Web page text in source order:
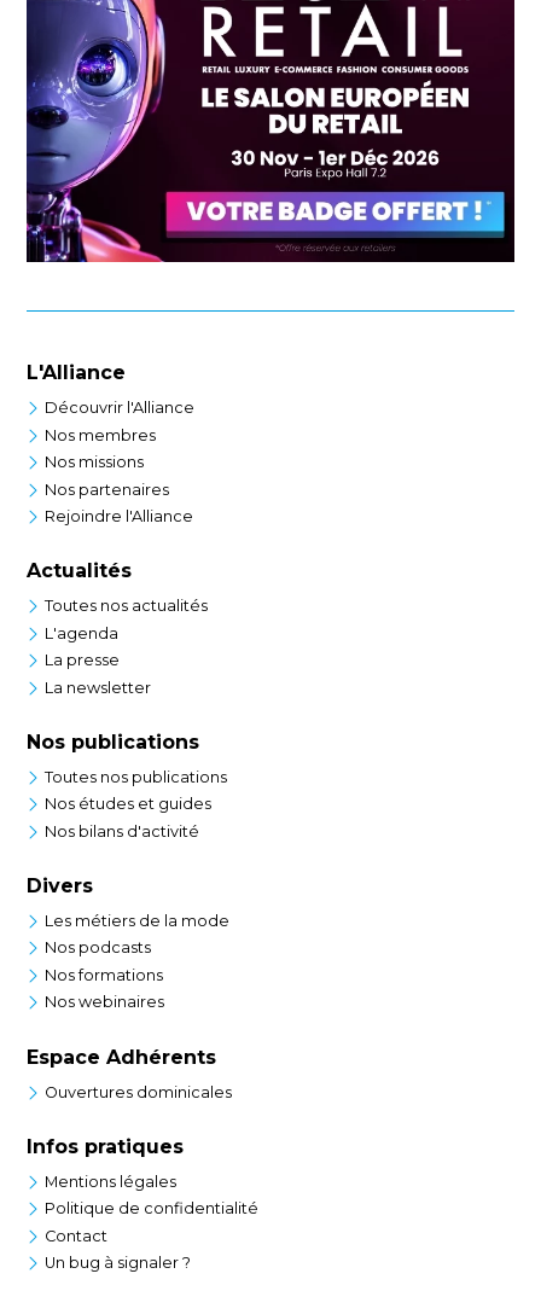
L'Alliance
Découvrir l'Alliance
Nos membres
Nos missions
Nos partenaires
Rejoindre l'Alliance
Actualités
Toutes nos actualités
L'agenda
La presse
La newsletter
Nos publications
Toutes nos publications
Nos études et guides
Nos bilans d'activité
Divers
Les métiers de la mode
Nos podcasts
Nos formations
Nos webinaires
Espace Adhérents
Ouvertures dominicales
Infos pratiques
Mentions légales
Politique de confidentialité
Contact
Un bug à signaler ?